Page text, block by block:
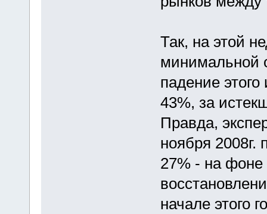
Так, на этой
минимальной
падение
43%, за
Правда,
ноября 2008г.
27% - на фоне
начале этого